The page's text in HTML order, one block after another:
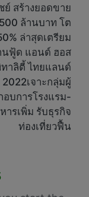
สร้างยอดขาย
ล้านบาท โต
ล่าสุดเตรียม
นฟู้ด แอนด์ ฮอส
าลิตี้ ไทยแลนด์
2022เจาะกลุ่มผู้
อบการโรงแรม-
ารเพิ่ม รับธุรกิจ
ท่องเที่ยวฟื้น